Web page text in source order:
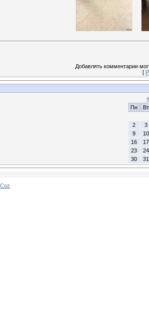
Добавлять комментарии
[
«
Пн
Вт
2
3
9
10
16
17
23
24
30
31